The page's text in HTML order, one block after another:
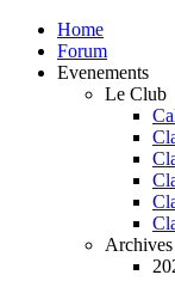
Home
Forum
Evenements
Le Club
Archives